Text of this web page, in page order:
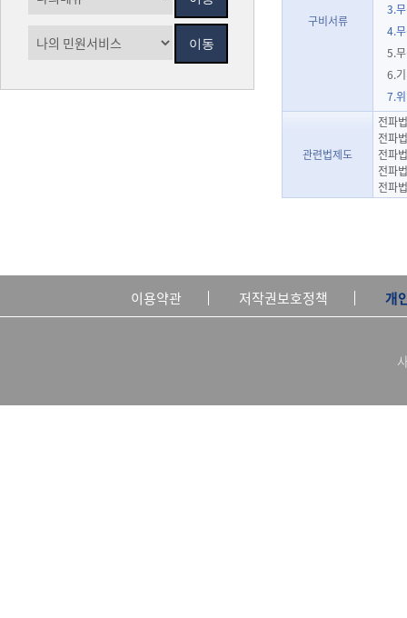
구비서류
3.
4.
5.
6.
7.
관련법제도
전파
전파
전파
전파
전파
이용약관 저작권보호정책 개